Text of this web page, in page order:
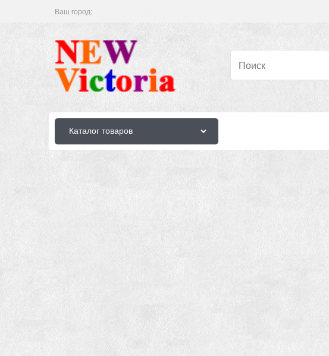
Ваш город:
Каталог товаров